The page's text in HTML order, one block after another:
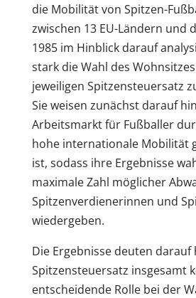
die Mobilität von Spitzen-
zwischen 13 EU-Ländern und
1985 im Hinblick darauf
stark die Wahl des
jeweiligen Spitzensteuersatz
Sie weisen zunächst darauf
Arbeitsmarkt für Fußballer
hohe internationale Mobilität
ist, sodass ihre Ergebnisse
maximale Zahl möglicher
Spitzenverdienerinnen und
wiedergeben.
Die Ergebnisse deuten darauf
Spitzensteuersatz insgesamt
entscheidende Rolle bei der